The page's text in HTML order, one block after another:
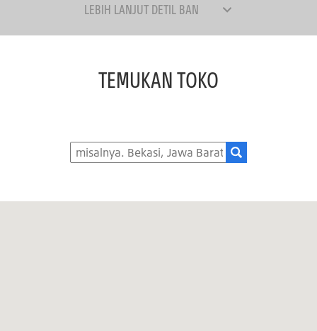
LEBIH LANJUT DETIL BAN
TEMUKAN TOKO